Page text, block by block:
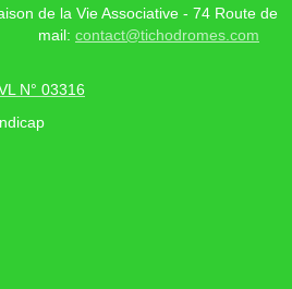
de la Vie Associative - 74 Route de
mail: contact@tichodromes.com
N° 03316